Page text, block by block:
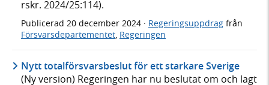
rskr. 2024/25:114).
Publicerad 20 december 2024 · Regeringsuppdrag från
Försvarsdepartementet, Regeringen
Nytt totalförsvarsbeslut för ett starkare Sverige
(Ny version) Regeringen har nu beslutat om och lagt